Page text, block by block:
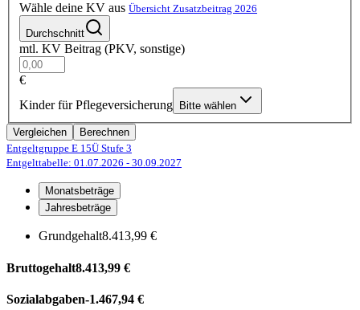
Wähle deine KV aus Übersicht Zusatzbeitrag 2026
Durchschnitt
mtl. KV Beitrag (PKV, sonstige)
€
Kinder für Pflegeversicherung
Bitte wählen
Vergleichen
Berechnen
Entgeltgruppe E 15Ü Stufe 3
Entgelttabelle: 01.07.2026 - 30.09.2027
Monatsbeträge
Jahresbeträge
Grundgehalt8.413,99 €
Bruttogehalt8.413,99 €
Sozialabgaben-1.467,94 €